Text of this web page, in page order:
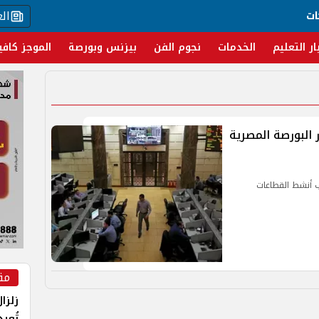
التعليم الخدمات نجوم الفن بيزنس وبورصة الموجز
البورصة المصرية
أنشط القطاعات